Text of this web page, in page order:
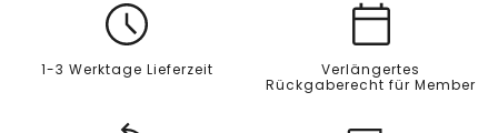
1-3 Werktage Lieferzeit
Verlängertes
Rückgaberecht für Member